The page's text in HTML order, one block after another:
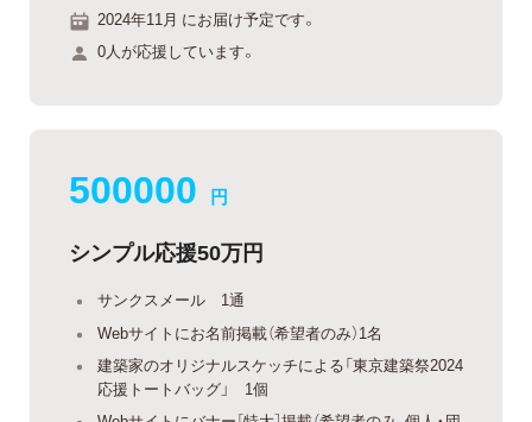
2024年11月 にお届け予定です。
0人が応援しています。
500000 円
シンプル応援50万円
サンクスメール 1通
Webサイトにお名前掲載（希望者のみ）1名
建築家のオリジナルスケッチによる「東京建築祭2024
応援トートバッグ」 1個